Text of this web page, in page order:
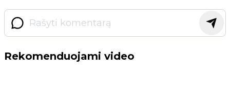
Rekomenduojami video